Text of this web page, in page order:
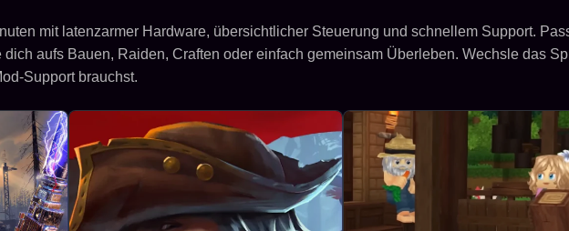
mit latenzarmer Hardware, übersichtlicher Steuerung und schnellem Support.
aufs Bauen, Raiden, Craften oder einfach gemeinsam Überleben. Wechsle das
Support brauchst.